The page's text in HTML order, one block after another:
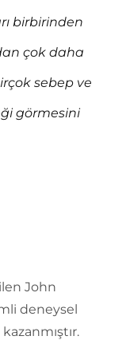
birbirinden
çok daha
sebep ve
görmesini
John
deneysel